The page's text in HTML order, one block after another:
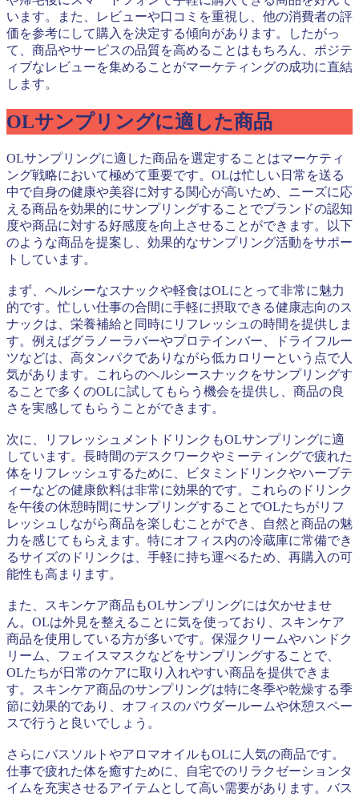
います。また、レビューや口コミを重視し、他の消費者の評
価を参考にして購入を決定する傾向があります。したがっ
て、商品やサービスの品質を高めることはもちろん、ポジテ
ィブなレビューを集めることがマーケティングの成功に直結
します。
OLサンプリングに適した商品
OLサンプリングに適した商品を選定することはマーケティ
ング戦略において極めて重要です。OLは忙しい日常を送る
中で自身の健康や美容に対する関心が高いため、ニーズに応
える商品を効果的にサンプリングすることでブランドの認知
度や商品に対する好感度を向上させることができます。以下
のような商品を提案し、効果的なサンプリング活動をサポー
トしています。
まず、ヘルシーなスナックや軽食はOLにとって非常に魅力
的です。忙しい仕事の合間に手軽に摂取できる健康志向のス
ナックは、栄養補給と同時にリフレッシュの時間を提供しま
す。例えばグラノーラバーやプロテインバー、ドライフルー
ツなどは、高タンパクでありながら低カロリーという点で人
気があります。これらのヘルシースナックをサンプリングす
ることで多くのOLに試してもらう機会を提供し、商品の良
さを実感してもらうことができます。
次に、リフレッシュメントドリンクもOLサンプリングに適
しています。長時間のデスクワークやミーティングで疲れた
体をリフレッシュするために、ビタミンドリンクやハーブテ
ィーなどの健康飲料は非常に効果的です。これらのドリンク
を午後の休憩時間にサンプリングすることでOLたちがリフ
レッシュしながら商品を楽しむことができ、自然と商品の魅
力を感じてもらえます。特にオフィス内の冷蔵庫に常備でき
るサイズのドリンクは、手軽に持ち運べるため、再購入の可
能性も高まります。
また、スキンケア商品もOLサンプリングには欠かせませ
ん。OLは外見を整えることに気を使っており、スキンケア
商品を使用している方が多いです。保湿クリームやハンドク
リーム、フェイスマスクなどをサンプリングすることで、
OLたちが日常のケアに取り入れやすい商品を提供できま
す。スキンケア商品のサンプリングは特に冬季や乾燥する季
節に効果的であり、オフィスのパウダールームや休憩スペー
スで行うと良いでしょう。
さらにバスソルトやアロマオイルもOLに人気の商品です。
仕事で疲れた体を癒すために、自宅でのリラクゼーションタ
イムを充実させるアイテムとして高い需要があります。バス